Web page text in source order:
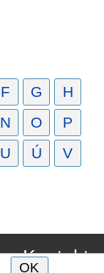
F G
H
N O
P
U Ú
V
Kontakt
OK